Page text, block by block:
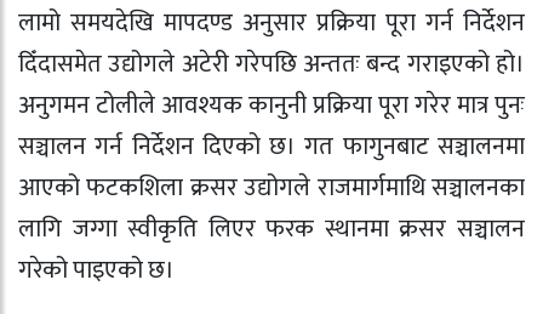
लामो समयदेखि मापदण्ड अनुसार प्रक्रिया पूरा गर्न निर्देशन
दिँदासमेत उद्योगले अटेरी गरेपछि अन्ततः बन्द गराइएको हो।
अनुगमन टोलीले आवश्यक कानुनी प्रक्रिया पूरा गरेर मात्र पुनः
सञ्चालन गर्न निर्देशन दिएको छ। गत फागुनबाट सञ्चालनमा
आएको फटकशिला क्रसर उद्योगले राजमार्गमाथि सञ्चालनका
लागि जग्गा स्वीकृति लिएर फरक स्थानमा क्रसर सञ्चालन
गरेको पाइएको छ।